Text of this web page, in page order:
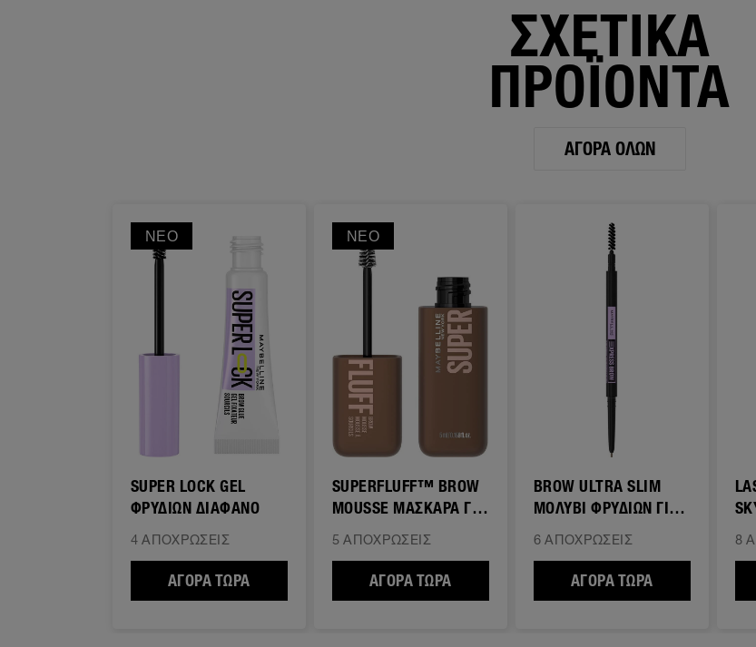
ΣΧΕΤΙΚΑ
ΠΡΟΪΟΝΤΑ
ΑΓΟΡΆ ΌΛΩΝ
ΝΈΟ
SUPER LOCK GEL
ΦΡΥΔΙΩΝ ΔΙΑΦΑΝΟ
4 ΑΠΟΧΡΏΣΕΙΣ
ΑΓΟΡΆ ΤΏΡΑ SUPER LOCK GEL ΦΡΥΔΙΩΝ ΔΙΑΦΑΝΟ
ΝΈΟ
SUPERFLUFF™ BROW
MOUSSE ΜΆΣΚΑΡΑ ΓΙΑ
ΦΡΎΔΙΑ
5 ΑΠΟΧΡΏΣΕΙΣ
ΑΓΟΡΆ ΤΏΡΑ SUPERFLUFF™ BROW MOUSSE ΜΆΣΚΑΡΑ
BROW ULTRA SLIM
ΜΟΛΥΒΙ ΦΡΥΔΙΩΝ ΓΙΑ
ΣΧΗΜΑΤΙΣΜΟ
6 ΑΠΟΧΡΏΣΕΙΣ
ΑΓΟΡΆ ΤΏΡΑ BROW
SKY
8